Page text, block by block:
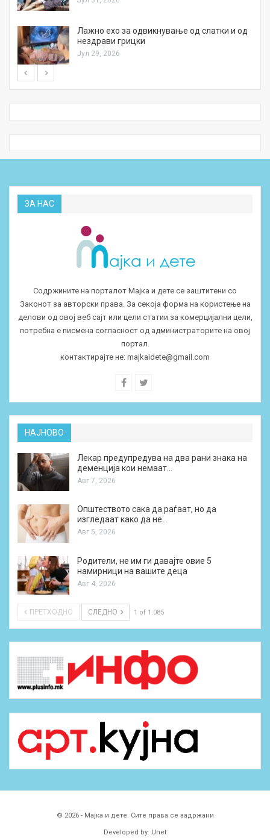
Лажно ехо за одвикнување од слатки и од
нездрави грицки
Јул 29, 2026
ЗА НАС
Содржините на порталот Мајка и дете се заштитени со
Законот за авторски права. За секоја форма на користење на
делови од овој веб сајт или цели статии за комерцијални цели,
потребна е писмена согласност од администраторите на овој
портал.
контактирајте не: majkaidete@gmail.com
НАЈНОВО
Лекар предупредува на два рани знака на
деменција кои немаат…
Авг 7, 2026
Општеството сака да раѓаат, но да
изгледаат како да не…
Авг 5, 2026
Родители, не им ги давајте овие 5
намирници на вашите деца
Авг 4, 2026
ПРЕТХОДНО СЛЕДНО 1 of 1.085
© 2026 - Мајка и дете. Сите права се задржани
Developed by: Unet